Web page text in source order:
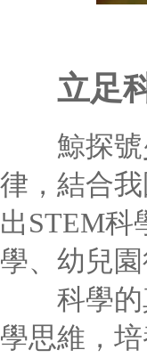
立足
鯨探號少
律，結合
出STEM科
學、幼兒
科學的真
學思維，